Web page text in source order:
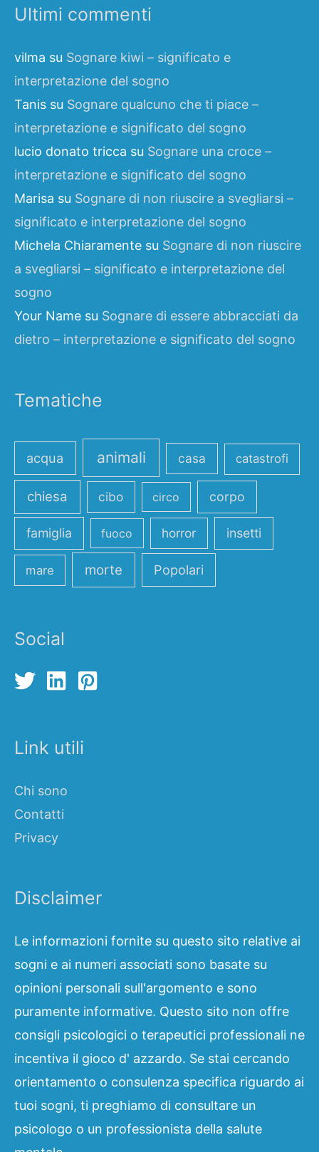
Ultimi commenti
vilma su Sognare kiwi – significato e
interpretazione del sogno
Tanis su Sognare qualcuno che ti piace –
interpretazione e significato del sogno
lucio donato tricca su Sognare una croce –
interpretazione e significato del sogno
Marisa su Sognare di non riuscire a svegliarsi –
significato e interpretazione del sogno
Michela Chiaramente su Sognare di non riuscire
a svegliarsi – significato e interpretazione del
sogno
Your Name su Sognare di essere abbracciati da
dietro – interpretazione e significato del sogno
Tematiche
acqua animali casa catastrofi
chiesa cibo circo corpo
famiglia fuoco horror insetti
mare morte Popolari
Social
Link utili
Chi sono
Contatti
Privacy
Disclaimer
Le informazioni fornite su questo sito relative ai
sogni e ai numeri associati sono basate su
opinioni personali sull'argomento e sono
puramente informative. Questo sito non offre
consigli psicologici o terapeutici professionali ne
incentiva il gioco d' azzardo. Se stai cercando
orientamento o consulenza specifica riguardo ai
tuoi sogni, ti preghiamo di consultare un
psicologo o un professionista della salute